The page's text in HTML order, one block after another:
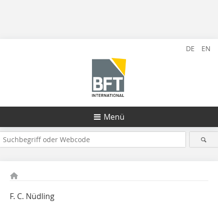
DE EN
Menü
F. C. Nüdling